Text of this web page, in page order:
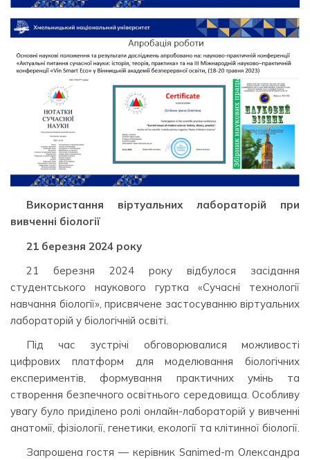
Використання віртуальних лабораторій при
вивченні біології
21 березня 2024 року
21 березня 2024 року відбулося засідання
студентського наукового гуртка «Сучасні технології
навчання біології», присвячене застосуванню віртуальних
лабораторій у біологічній освіті.
Під час зустрічі обговорювалися можливості
цифрових платформ для моделювання біологічних
експериментів, формування практичних умінь та
створення безпечного освітнього середовища. Особливу
увагу було приділено ролі онлайн-лабораторій у вивченні
анатомії, фізіології, генетики, екології та клітинної біології.
Запрошена гостя — керівник Sanimed-m Олександра